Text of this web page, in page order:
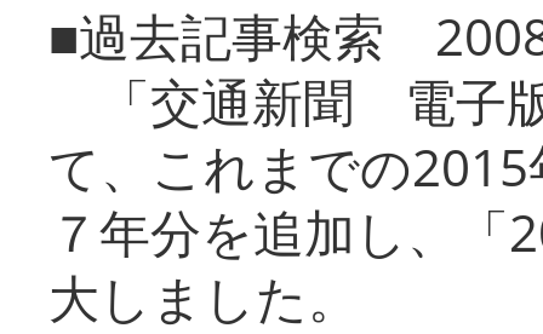
■過去記事検索
「交通新聞 電子
て、これまでの
７年分を追加し、「
大しまし